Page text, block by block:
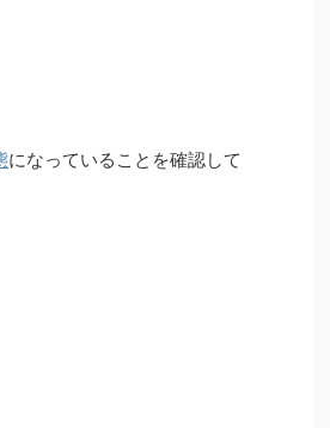
になっていることを確認して